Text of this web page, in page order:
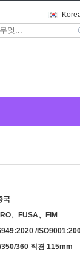
국
、FUSA、FIM
/
360 직경 115mm